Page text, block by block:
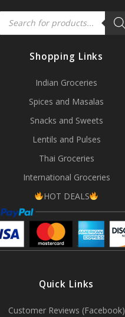
search
Shopping Links
Indian Groceries
Spices and Masalas
Snacks and Sweets
Lentils and Pulses
Thai Groceries
International Groceries
HOT DEALS
Quick Links
Customer Reviews (Facebook)